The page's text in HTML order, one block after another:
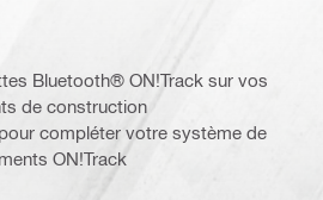
Bluetooth® ON!Track sur vos
de construction
compléter votre système de
ON!Track